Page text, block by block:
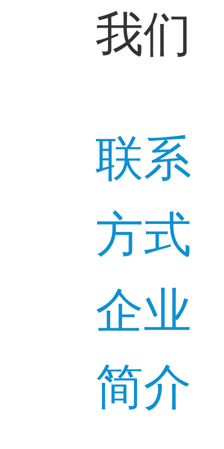
我们
联系
方式
企业
简介